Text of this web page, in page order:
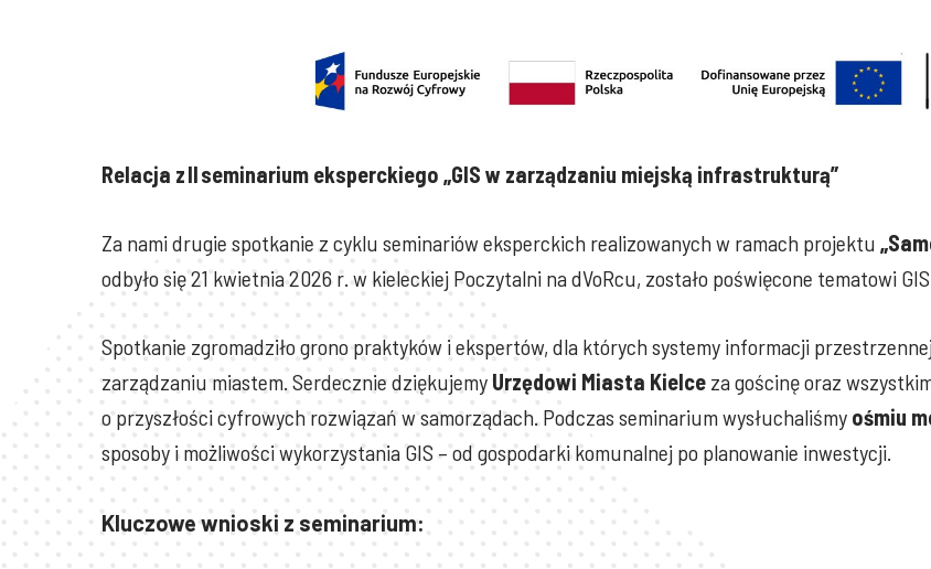
Relacja z II seminarium eksperckiego „GIS w zarządzaniu miejską infrastrukturą”
Za nami drugie spotkanie z cyklu seminariów eksperckich realizowanych w ramach projektu
odbyło się 21 kwietnia 2026 r. w kieleckiej Poczytalni na dVoRcu, zostało poświęcone tematowi
Spotkanie zgromadziło grono praktyków i ekspertów, dla których systemy informacji
zarządzaniu miastem. Serdecznie dziękujemy Urzędowi Miasta Kielce za gościnę oraz
o przyszłości cyfrowych rozwiązań w samorządach. Podczas seminarium wysłuchaliśmy ośmiu
sposoby i możliwości wykorzystania GIS – od gospodarki komunalnej po planowanie inwestycji.
Kluczowe wnioski z seminarium: